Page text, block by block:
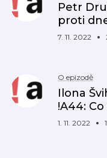
Petr
proti
7. 11. 2022
O epizodě
Ilona
!A44:
1. 11. 2022